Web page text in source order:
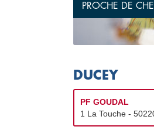
PROCHE DE
DUCEY
PF GOUDAL
1 La Touche -